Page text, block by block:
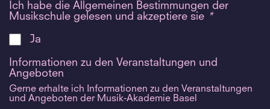
Ich habe die Allgemeinen Bestimmungen der
Musikschule gelesen und akzeptiere sie *
Ja
Informationen zu den Veranstaltungen und
Angeboten
Gerne erhalte ich Informationen zu den Veranstaltungen
und Angeboten der Musik-Akademie Basel